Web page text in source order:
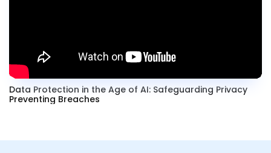
Data Protection in the Age of AI: Safeguarding Privacy
Preventing Breaches